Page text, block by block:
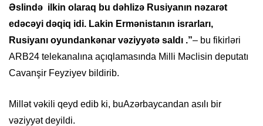
Əslində ilkin olaraq bu dəhlizə Rusiyanın nəzarət
edəcəyi dəqiq idi. Lakin Ermənistanın israrları,
Rusiyanı oyundankənar vəziyyətə saldı .”– bu fikirləri
ARB24 telekanalına açıqlamasında Milli Məclisin deputatı
Cavanşir Feyziyev bildirib.
Millət vəkili qeyd edib ki, buAzərbaycandan asılı bir
vəziyyət deyildi.